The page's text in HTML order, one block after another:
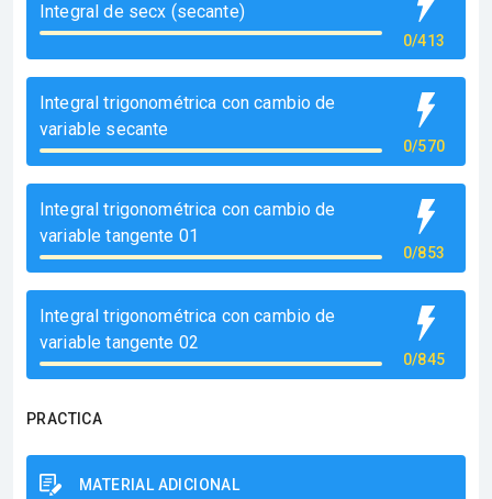
Integral de secx (secante)
0/413
Integral trigonométrica con cambio de
variable secante
0/570
Integral trigonométrica con cambio de
variable tangente 01
0/853
Integral trigonométrica con cambio de
variable tangente 02
0/845
PRACTICA
MATERIAL ADICIONAL